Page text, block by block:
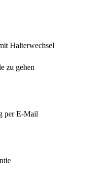
Halterwechsel
zu gehen
per E-Mail